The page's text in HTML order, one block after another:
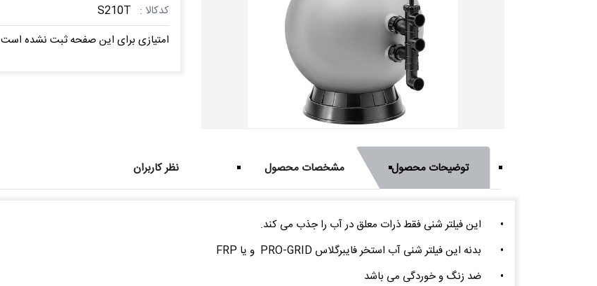
کدکالا : S210T
امتیازی برای این صفحه ثبت نشده است
توضیحات محصول مشخصات محصول نظر کاربران
•
این فیلتر شنی فقط ذرات معلق در آب را جذب می کند.
•
بدنه این فیلتر شنی آب استخر فایبرگلاس PRO-GRID و یا FRP
•
ضد زنگ و خوردگی می باشد